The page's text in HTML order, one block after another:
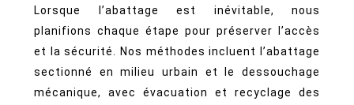
Lorsque l’abattage est inévitable, nous
planifions chaque étape pour préserver l’accès
et la sécurité. Nos méthodes incluent l’abattage
sectionné en milieu urbain et le dessouchage
mécanique, avec évacuation et recyclage des